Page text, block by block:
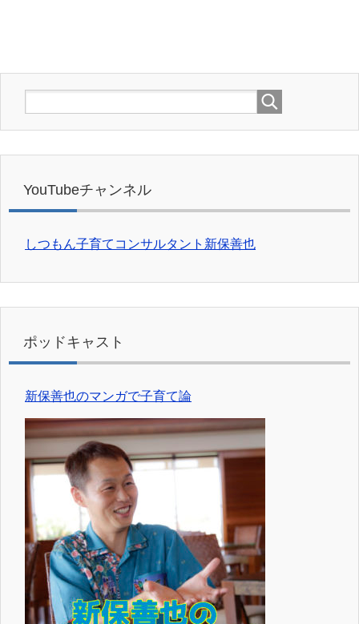
YouTubeチャンネル
しつもん子育てコンサルタント新保善也
ポッドキャスト
新保善也のマンガで子育て論